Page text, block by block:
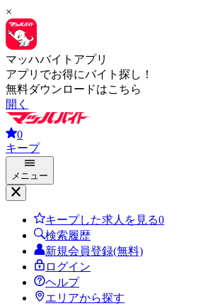
×
マッハバイトアプリ
アプリでお得にバイト探し！
無料ダウンロードはこちら
開く
0
キープ
メニュー
キープした求人を見る0
検索履歴
新規会員登録(無料)
ログイン
ヘルプ
エリアから探す